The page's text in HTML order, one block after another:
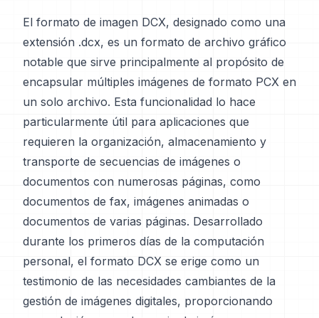
El formato de imagen DCX, designado como una
extensión .dcx, es un formato de archivo gráfico
notable que sirve principalmente al propósito de
encapsular múltiples imágenes de formato PCX en
un solo archivo. Esta funcionalidad lo hace
particularmente útil para aplicaciones que
requieren la organización, almacenamiento y
transporte de secuencias de imágenes o
documentos con numerosas páginas, como
documentos de fax, imágenes animadas o
documentos de varias páginas. Desarrollado
durante los primeros días de la computación
personal, el formato DCX se erige como un
testimonio de las necesidades cambiantes de la
gestión de imágenes digitales, proporcionando